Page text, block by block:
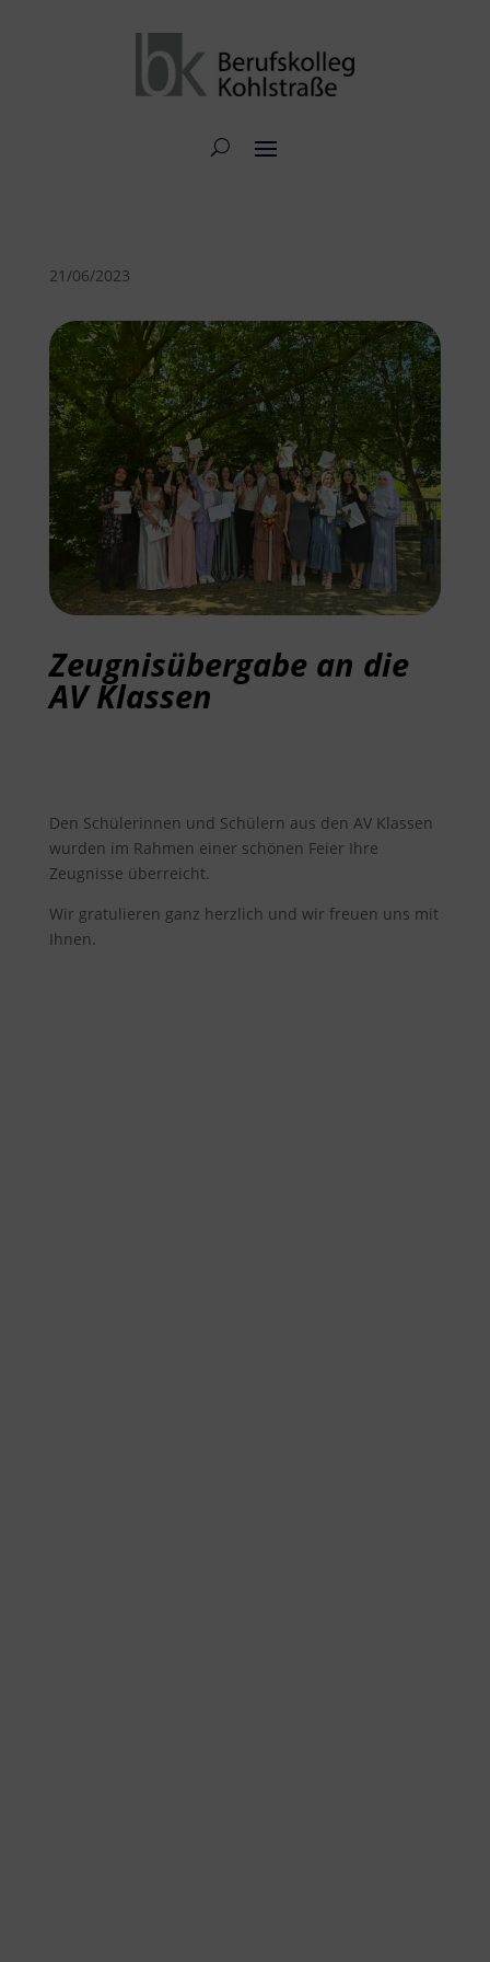
21/06/2023
Zeugnisübergabe an die
AV Klassen
Den Schülerinnen und Schülern aus den AV Klassen
wurden im Rahmen einer schönen Feier Ihre
Zeugnisse überreicht.
Wir gratulieren ganz herzlich und wir freuen uns mit
Ihnen.